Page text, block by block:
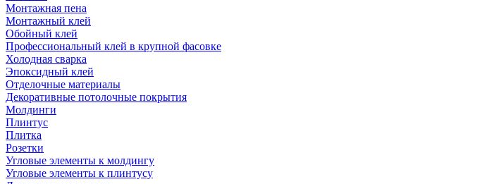
Монтажная пена
Монтажный клей
Обойный клей
Профессиональный клей в крупной фасовке
Холодная сварка
Эпоксидный клей
Отделочные материалы
Декоративные потолочные покрытия
Молдинги
Плинтус
Плитка
Розетки
Угловые элементы к молдингу
Угловые элементы к плинтусу